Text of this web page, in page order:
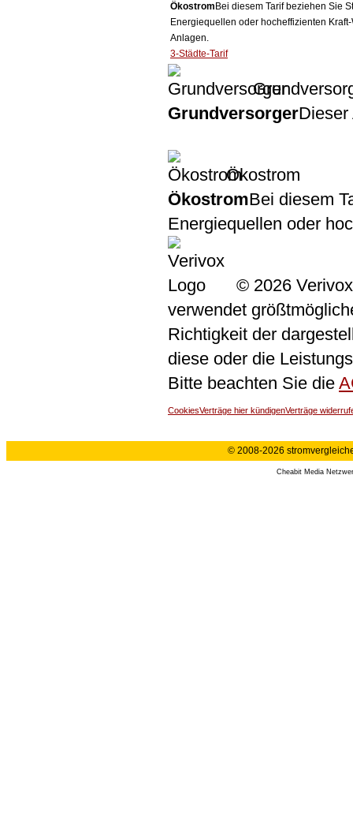
Ökostrom Bei diesem Tarif beziehen Sie
Energiequellen oder hocheffizienten
Anlagen.
3-Städte-Tarif
GrundversorgerDieser
Ökostrom
ÖkostromBei diesem
Energiequellen oder
© 2026
verwendet
Richtigkeit der
diese oder die
Bitte beachten Sie die
CookiesVerträge hier kündigenVerträge
© 2008-2026
Cheabit Media